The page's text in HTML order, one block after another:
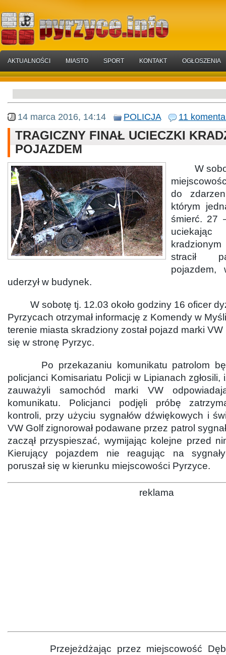
AKTUALNOŚCI MIASTO SPORT KONTAKT OGŁOSZENIA
14 marca 2016, 14:14 POLICJA 11
TRAGICZNY FINAŁ UCIECZKI
POJAZDEM
W
do
którym
śmierć. 27
stracił
pojazdem,
uderzył w budynek.
W sobotę tj. 12.03 około godziny 16 oficer
Pyrzycach otrzymał informację z Komendy w
terenie miasta skradziony został pojazd marki
się w stronę Pyrzyc.
Po przekazaniu komunikatu patrolom
policjanci Komisariatu Policji w Lipianach
zauważyli samochód marki VW
komunikatu. Policjanci podjęli próbę
kontroli, przy użyciu sygnałów dźwiękowych i
VW Golf zignorował podawane przez patrol
zaczął przyspieszać, wymijając kolejne przed
Kierujący pojazdem nie reagując na
poruszał się w kierunku miejscowości Pyrzyce.
reklama
Przejeżdżając przez miejscowość